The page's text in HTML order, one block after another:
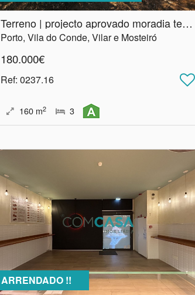
Terreno | projecto aprovado moradia terrea | Vila do Conde
Porto, Vila do Conde, Vilar e Mosteiró
180.000€
Ref: 0237.16
160 m2 3
ARRENDADO !!